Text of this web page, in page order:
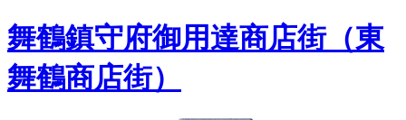
舞鶴鎮守府御用達商店街（東
舞鶴商店街）